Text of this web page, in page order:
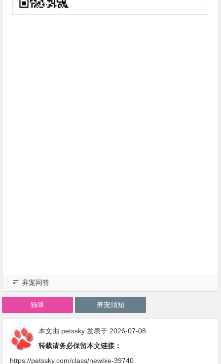
养宠问答
猫咪 养宠须知
本文由 petssky 发表于 2026-07-08
转载请务必保留本文链接：
https://petssky.com/class/newbie-39740